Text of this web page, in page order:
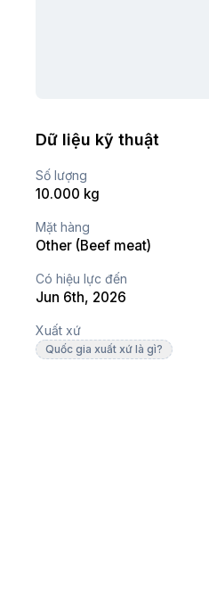
Dữ liệu kỹ thuật
Số lượng
10.000 kg
Mặt hàng
Other (Beef meat)
Có hiệu lực đến
Jun 6th, 2026
Xuất xứ
Quốc gia xuất xứ là gì?